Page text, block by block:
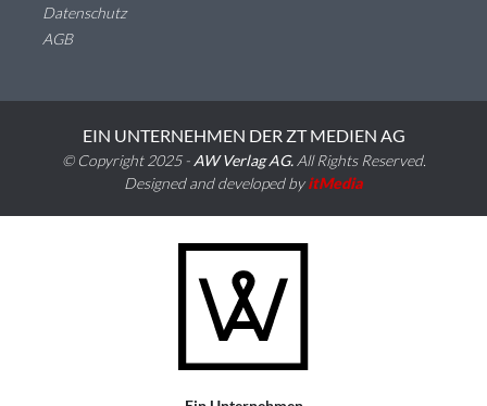
Datenschutz
AGB
EIN UNTERNEHMEN DER ZT MEDIEN AG
© Copyright 2025 - AW Verlag AG.All Rights Reserved.
Designed and developed byitMedia